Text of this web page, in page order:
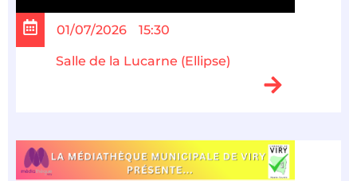
01/07/2026 15:30
Salle de la Lucarne (Ellipse)